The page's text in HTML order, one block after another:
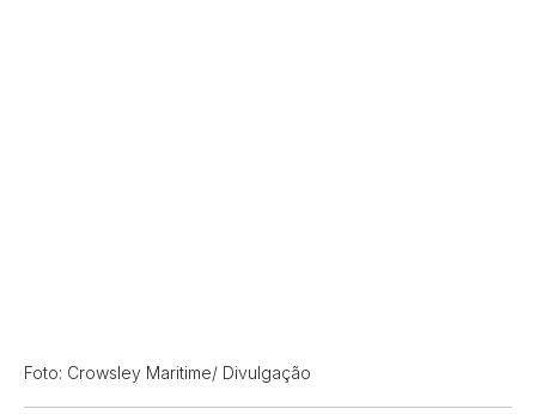
Foto: Crowsley Maritime/ Divulgação